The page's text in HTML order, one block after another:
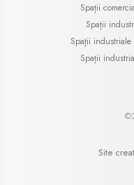
Spații
Spații
Spații
Spații
©
Site